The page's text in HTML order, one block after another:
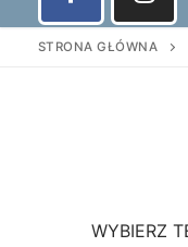
STRONA GŁÓWNA
WYBIERZ